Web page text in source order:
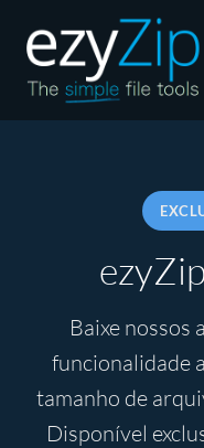
Outras Ferramentas
ezyZip
Baixe nossos
funcionalidade
tamanho de
Disponível